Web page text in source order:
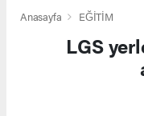
Anasayfa EĞİTİM
LGS